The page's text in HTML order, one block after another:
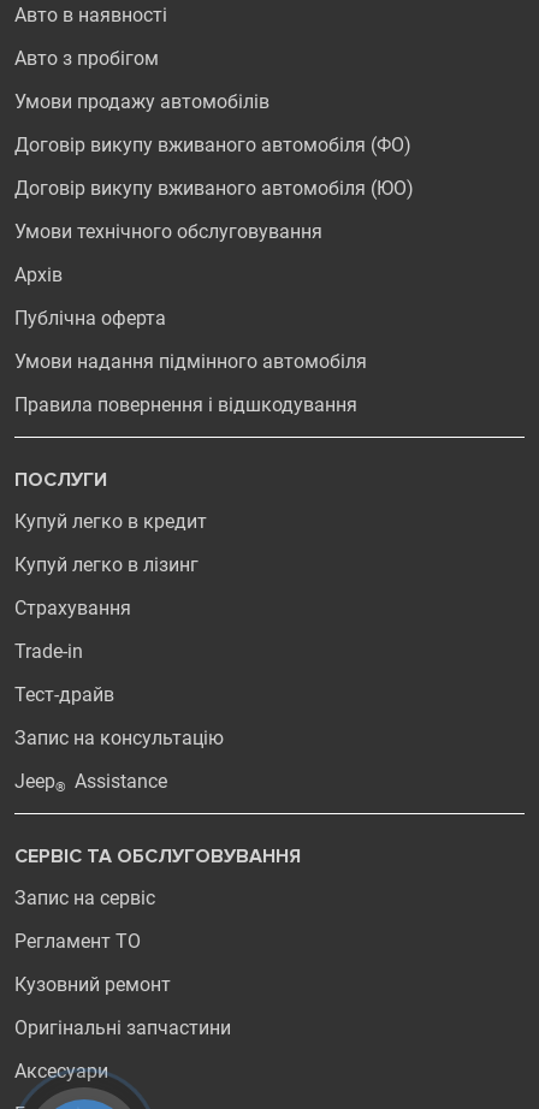
Авто в наявності
Авто з пробігом
Умови продажу автомобілів
Договір викупу вживаного автомобіля (ФО)
Договір викупу вживаного автомобіля (ЮО)
Умови технічного обслуговування
Архів
Публічна оферта
Умови надання підмінного автомобіля
Правила повернення і відшкодування
ПОСЛУГИ
Купуй легко в кредит
Купуй легко в лізинг
Страхування
Trade-in
Тест-драйв
Запис на консультацію
Jeep® Assistance
СЕРВІС ТА ОБСЛУГОВУВАННЯ
Запис на сервіс
Регламент ТО
Кузовний ремонт
Оригінальні запчастини
Аксесуари